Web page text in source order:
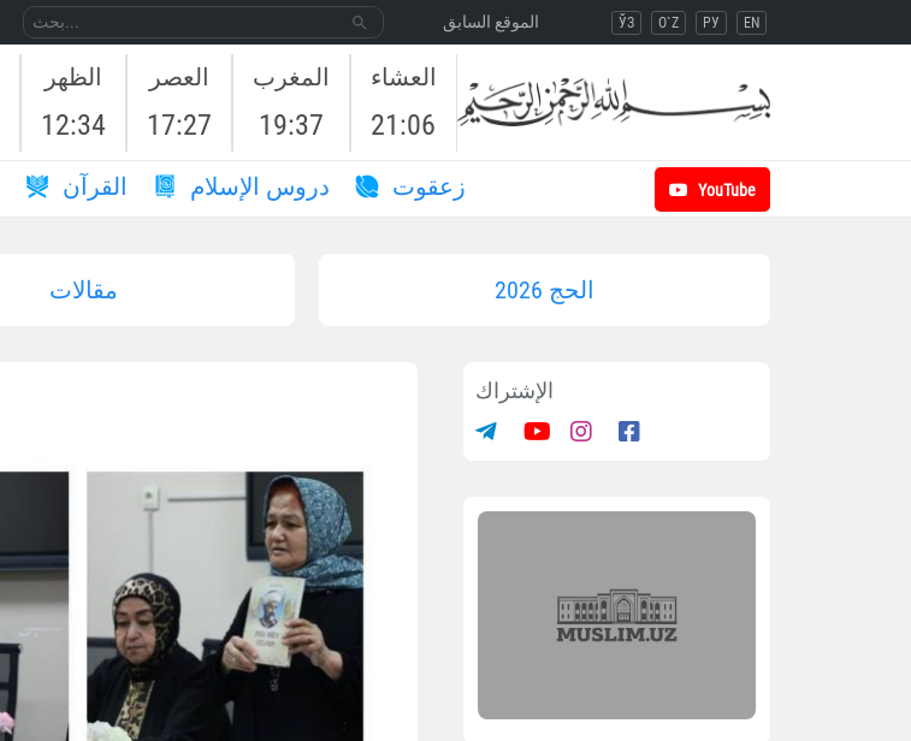
الموقع السابق ЎЗ O`Z РУ EN
الظهر
12:34
العصر
17:27
المغرب
19:37
العشاء
21:06
القرآن دروس الإسلام زعقوت YouTube
مقالات الحج 2026
الإشتراك